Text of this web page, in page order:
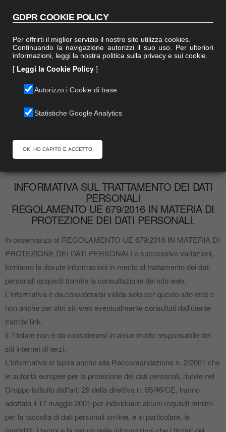
Italiano
mobile menu
Privacy Policy
INFORMATIVA SUL TRATTAMENTO DEI DATI
PERSONALI
REGOLAMENTO UE 679/2016 IN MATERIA DI
PROTEZIONE DEI DATI PERSONALI.
In osservanza al REGOLAMENTO UE 679/2016 IN MATERIA DI
PROTEZIONE DEI DATI PERSONALI e successive variazioni,
forniamo le dovute informazioni in merito al trattamento dei dati
personali acquisiti tramite la consultazione del sito web.
L'informativa è da considerarsi valida solo per questo sito web e
non anche per altri siti web eventualmente consultati dall'utente
tramite link.
Il Titolare non è da considerarsi in alcun modo responsabile dei
siti internet di terzi.
L'informativa si ispira anche alla Raccomandazione n. 2/2001 che
le autorità europee per la protezione dei dati personali, riunite nel
Gruppo istituito dall'art. 29 della direttiva n. 95/46/CE, hanno
adottato il 17 maggio 2001 per individuare alcuni requisiti minimi
per la raccolta di dati personali on‐line, e in particolare, le
GDPR COOKIE POLICY
Per offrirti il miglior servizio il nostro sito utilizza cookies.
Continuando la navigazione autorizzi il suo uso. Per ulteriori
informazioni, leggi la nostra politica sulla privacy e sui cookie.
[ Leggi la Cookie Policy ]
Autorizzo i Cookie di base
Statistiche Google Analytics
OK, HO CAPITO E ACCETTO